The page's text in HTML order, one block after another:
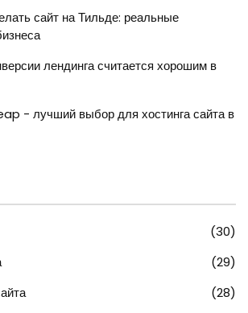
сайт на Тильде: реальные
лендинга считается хорошим в
- лучший выбор для хостинга сайта в
(30)
(29)
(28)